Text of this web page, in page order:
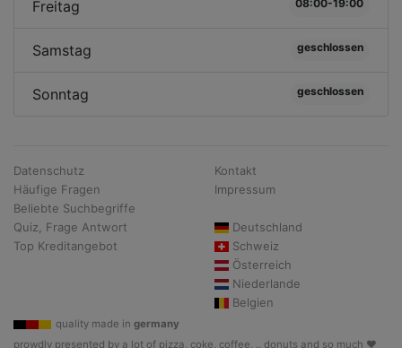
Freitag 08:00-19:00
Samstag geschlossen
Sonntag geschlossen
Datenschutz
Häufige Fragen
Beliebte Suchbegriffe
Quiz, Frage Antwort
Top Kreditangebot
Kontakt
Impressum
Deutschland
Schweiz
Österreich
Niederlande
Belgien
quality made in germany
prowdly presented by a lot of pizza, coke, coffee, .. donuts and so much ♥